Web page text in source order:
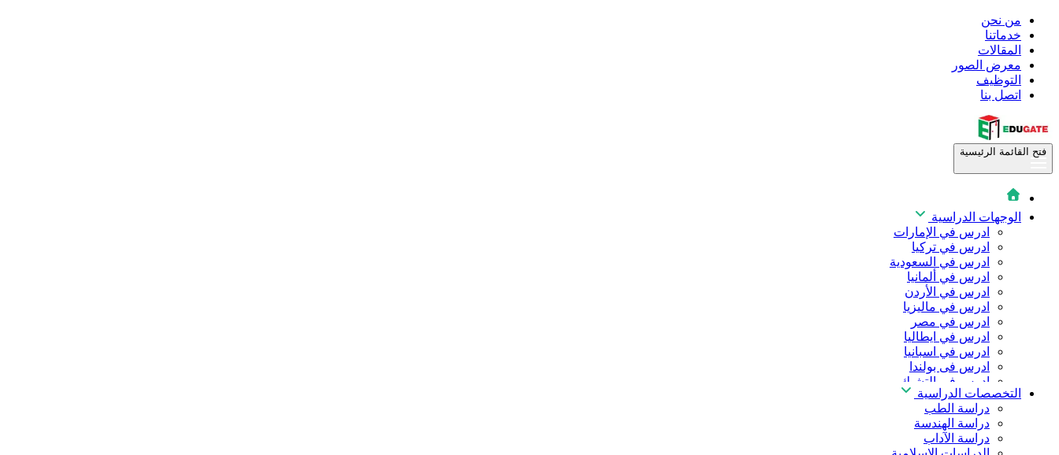
من نحن
خدماتنا
المقالات
معرض الصور
التوظيف
اتصل بنا
فتح القائمة الرئيسية
الوجهات الدراسية
ادرس في الإمارات
ادرس في تركيا
ادرس في السعودية
ادرس في ألمانيا
ادرس في الأردن
ادرس في ماليزيا
ادرس في مصر
ادرس في ايطاليا
ادرس في اسبانيا
ادرس فى بولندا
ادرس فى التشيك
ادرس في المجر
ادرس في الصين
التخصصات الدراسية
دراسة الطب
دراسة الهندسة
دراسة الآداب